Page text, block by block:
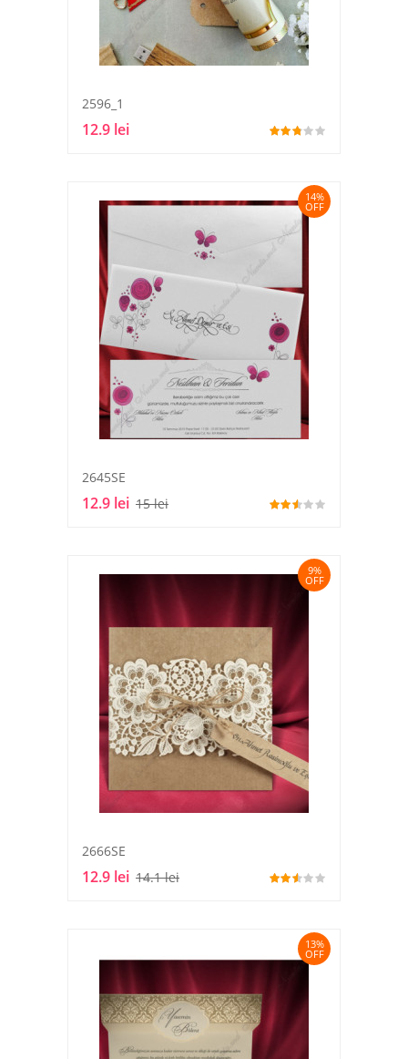
2596_1
12.9 lei
14%
OFF
2645SE
12.9 lei 15 lei
9%
OFF
2666SE
12.9 lei 14.1 lei
13%
OFF